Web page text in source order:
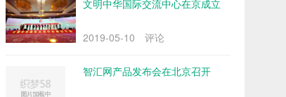
文明中华国际交流中心在京成立
2019-05-10 评论
智汇网产品发布会在北京召开